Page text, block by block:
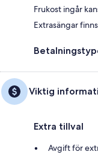
Frukost ingår
Extrasängar
Viktig
Extra tillval
Avgift för